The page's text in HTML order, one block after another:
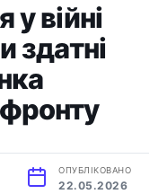
у війні
здатні
ОПУБЛІКОВАНО
22.05.2026